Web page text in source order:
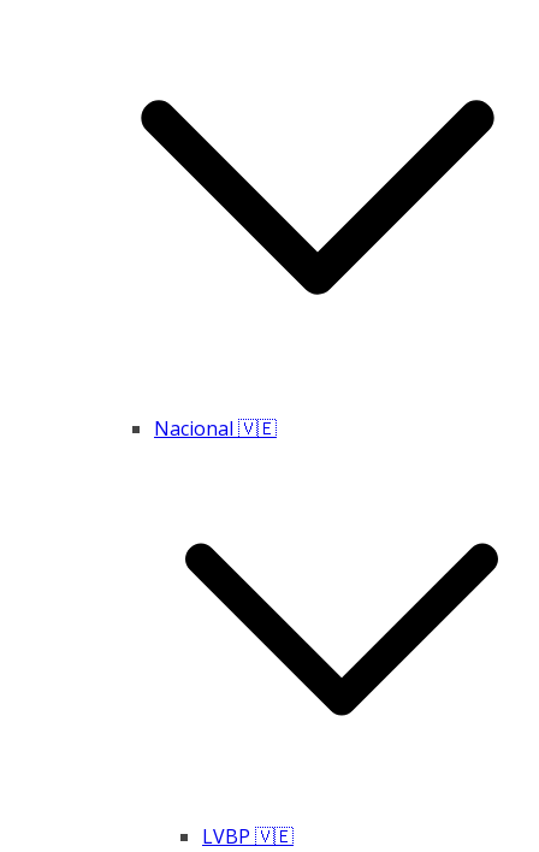
Nacional 🇻🇪
LVBP 🇻🇪